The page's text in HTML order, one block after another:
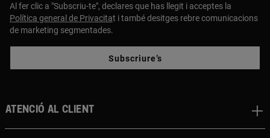
Al fer clic a "Subscriu-te", declares que has llegit i acceptes la
Política general de Privacitat i també desitges rebre comunicacions
de marketing segmentades.
Subscriure’s
Atenció al client